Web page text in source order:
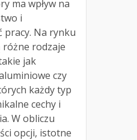
ma wpływ na
i
pracy. Na rynku
rodzaje
jak
czy
każdy typ
cechy i
W obliczu
opcji, istotne